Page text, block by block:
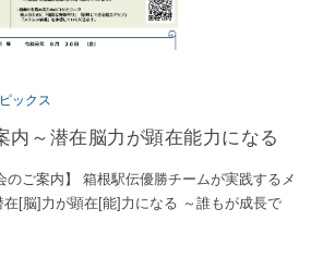
ックス
内～潜在脳力が顕在能力になる
のご案内】 箱根駅伝優勝チームが実践するメ
在[脳]力が顕在[能]力になる ～誰もが成長で